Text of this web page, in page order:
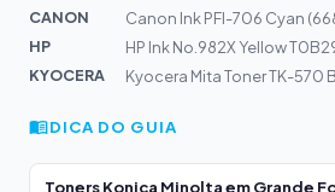
CANON
Canon Ink PFI-706 Cyan
HP
HP Ink No.982X Yellow
KYOCERA
Kyocera Mita Toner TK-570
DICA DO GUIA
Toners Konica Minolta em Grande